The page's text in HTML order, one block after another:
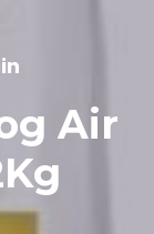
Air